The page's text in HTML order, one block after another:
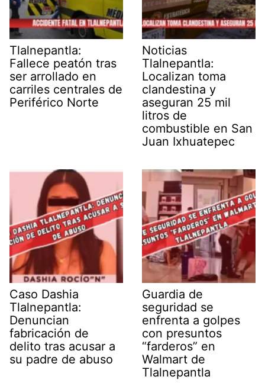
Tlalnepantla:
Fallece peatón tras
ser arrollado en
carriles centrales de
Periférico Norte
Noticias
Tlalnepantla:
Localizan toma
clandestina y
aseguran 25 mil
litros de
combustible en San
Juan Ixhuatepec
Caso Dashia
Tlalnepantla:
Denuncian
fabricación de
delito tras acusar a
su padre de abuso
Guardia de
seguridad se
enfrenta a golpes
con presuntos
“farderos” en
Walmart de
Tlalnepantla